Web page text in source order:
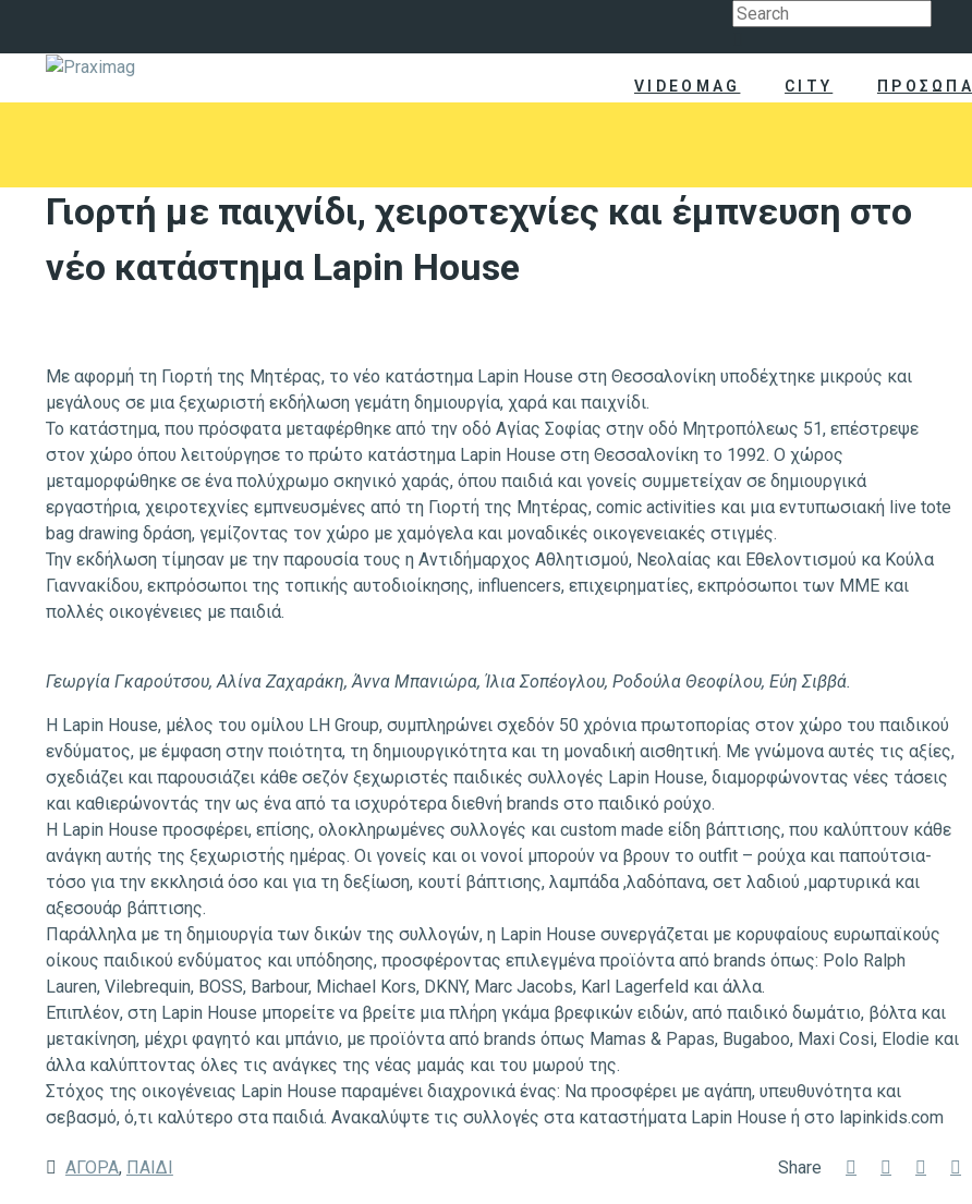
VIDEOMAG CITY ΠΡΟΣΩΠΑ
Γιορτή με παιχνίδι, χειροτεχνίες και έμπνευση στο
νέο κατάστημα Lapin House
Με αφορμή τη Γιορτή της Μητέρας, το νέο κατάστημα Lapin House στη Θεσσαλονίκη υποδέχτηκε μικρούς και
μεγάλους σε μια ξεχωριστή εκδήλωση γεμάτη δημιουργία, χαρά και παιχνίδι.
Το κατάστημα, που πρόσφατα μεταφέρθηκε από την οδό Αγίας Σοφίας στην οδό Μητροπόλεως 51, επέστρεψε
στον χώρο όπου λειτούργησε το πρώτο κατάστημα Lapin House στη Θεσσαλονίκη το 1992. Ο χώρος
μεταμορφώθηκε σε ένα πολύχρωμο σκηνικό χαράς, όπου παιδιά και γονείς συμμετείχαν σε δημιουργικά
εργαστήρια, χειροτεχνίες εμπνευσμένες από τη Γιορτή της Μητέρας, comic activities και μια εντυπωσιακή live tote
bag drawing δράση, γεμίζοντας τον χώρο με χαμόγελα και μοναδικές οικογενειακές στιγμές.
Την εκδήλωση τίμησαν με την παρουσία τους η Αντιδήμαρχος Αθλητισμού, Νεολαίας και Εθελοντισμού κα Κούλα
Γιαννακίδου, εκπρόσωποι της τοπικής αυτοδιοίκησης, influencers, επιχειρηματίες, εκπρόσωποι των ΜΜΕ και
πολλές οικογένειες με παιδιά.
Γεωργία Γκαρούτσου, Αλίνα Ζαχαράκη, Άννα Μπανιώρα, Ίλια Σοπέογλου, Ροδούλα Θεοφίλου, Εύη Σιββά.
Η Lapin House, μέλος του ομίλου LH Group, συμπληρώνει σχεδόν 50 χρόνια πρωτοπορίας στον χώρο του παιδικού
ενδύματος, με έμφαση στην ποιότητα, τη δημιουργικότητα και τη μοναδική αισθητική. Με γνώμονα αυτές τις αξίες,
σχεδιάζει και παρουσιάζει κάθε σεζόν ξεχωριστές παιδικές συλλογές Lapin House, διαμορφώνοντας νέες τάσεις
και καθιερώνοντάς την ως ένα από τα ισχυρότερα διεθνή brands στο παιδικό ρούχο.
Η Lapin House προσφέρει, επίσης, ολοκληρωμένες συλλογές και custom made είδη βάπτισης, που καλύπτουν κάθε
ανάγκη αυτής της ξεχωριστής ημέρας. Οι γονείς και οι νονοί μπορούν να βρουν το outfit – ρούχα και παπούτσια-
τόσο για την εκκλησιά όσο και για τη δεξίωση, κουτί βάπτισης, λαμπάδα ,λαδόπανα, σετ λαδιού ,μαρτυρικά και
αξεσουάρ βάπτισης.
Παράλληλα με τη δημιουργία των δικών της συλλογών, η Lapin House συνεργάζεται με κορυφαίους ευρωπαϊκούς
οίκους παιδικού ενδύματος και υπόδησης, προσφέροντας επιλεγμένα προϊόντα από brands όπως: Polo Ralph
Lauren, Vilebrequin, BOSS, Barbour, Michael Kors, DKNY, Marc Jacobs, Karl Lagerfeld και άλλα.
Επιπλέον, στη Lapin House μπορείτε να βρείτε μια πλήρη γκάμα βρεφικών ειδών, από παιδικό δωμάτιο, βόλτα και
μετακίνηση, μέχρι φαγητό και μπάνιο, με προϊόντα από brands όπως Mamas & Papas, Bugaboo, Maxi Cosi, Elodie και
άλλα καλύπτοντας όλες τις ανάγκες της νέας μαμάς και του μωρού της.
Στόχος της οικογένειας Lapin House παραμένει διαχρονικά ένας: Να προσφέρει με αγάπη, υπευθυνότητα και
σεβασμό, ό,τι καλύτερο στα παιδιά. Ανακαλύψτε τις συλλογές στα καταστήματα Lapin House ή στο lapinkids.com
ΑΓΟΡΑ, ΠΑΙΔΙ Share